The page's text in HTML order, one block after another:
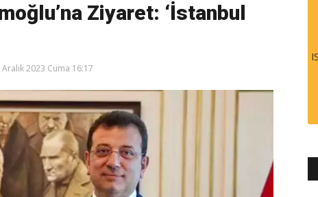
Ziyaret: ‘İstanbul
2023 Cuma 16:17